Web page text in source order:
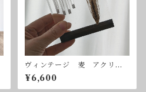
ヴィンテージ 麦 アクリル
オブジェ
¥6,600